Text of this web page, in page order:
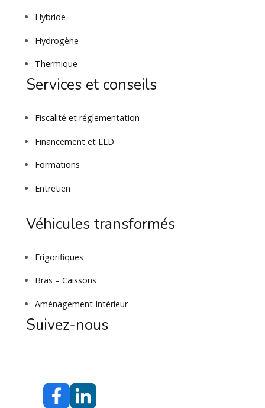
Hybride
Hydrogène
Thermique
Services et conseils
Fiscalité et réglementation
Financement et LLD
Formations
Entretien
Véhicules transformés
Frigorifiques
Bras – Caissons
Aménagement Intérieur
Suivez-nous